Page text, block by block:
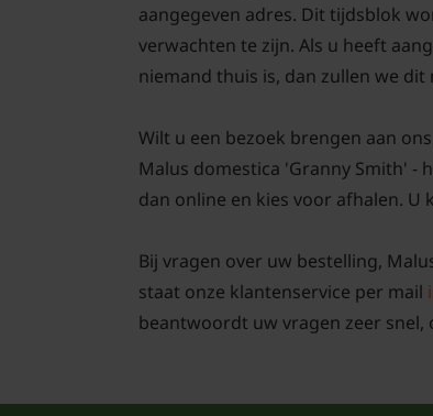
aangegeven adres. Dit tijdsblok
verwachten te zijn. Als u heeft
niemand thuis is, dan zullen we dit
Wilt u een bezoek brengen aan
Malus domestica 'Granny Smith' -
dan online en kies voor afhalen.
Bij vragen over uw bestelling,
staat onze klantenservice per mail
beantwoordt uw vragen zeer snel,